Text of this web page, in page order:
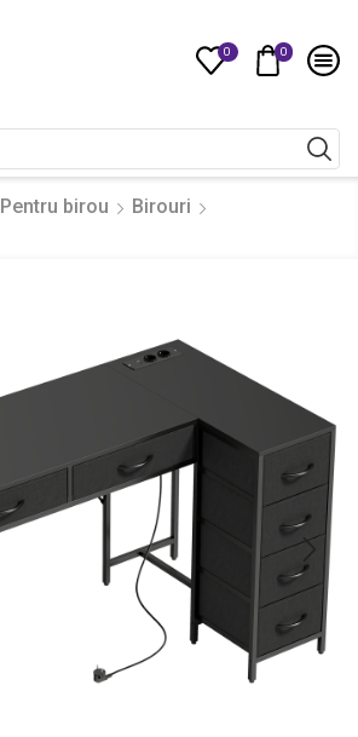
0 0
input
Pentru birou
Birouri